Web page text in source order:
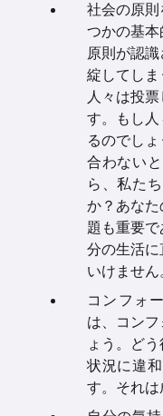
社会の原
つかの基
原則が認
綻してし
人々は投
す。もし
るのでし
合わない
ら、私た
か？あな
題も重要
分の生活
いけません
コンフォ
は、コン
ょう。ど
状況に違
す。それは